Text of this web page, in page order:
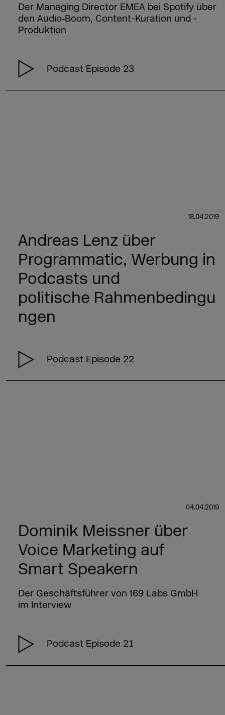
Der Managing Director EMEA bei Spotify über
den Audio‑Boom, Content-Kuration und -
Produktion
Podcast Episode 23
18.04.2019
Andreas Lenz über
Programmatic, Werbung in
Podcasts und
politische Rahmenbedingu
ngen
Podcast Episode 22
04.04.2019
Dominik Meissner über
Voice Marketing auf
Smart Speakern
Der Geschäftsführer von 169 Labs GmbH
im Interview
Podcast Episode 21